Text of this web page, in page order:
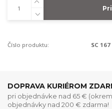
Číslo produktu: SC 167
DOPRAVA KURIÉROM
pri objednávke nad 65 €
objednávky nad 200 € zdarma!